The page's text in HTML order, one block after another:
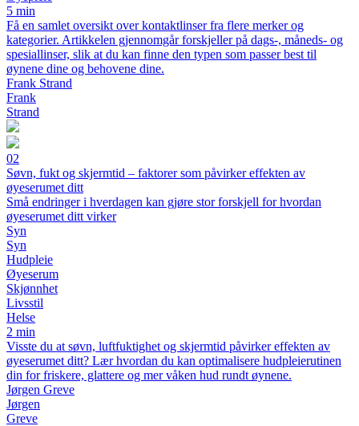
5 min
Få en samlet oversikt over kontaktlinser fra flere merker og
kategorier. Artikkelen gjennomgår forskjeller på dags-, måneds- og
spesiallinser, slik at du kan finne den typen som passer best til
øynene dine og behovene dine.
Frank Strand
Frank
Strand
02
Søvn, fukt og skjermtid – faktorer som påvirker effekten av
øyeserumet ditt
Små endringer i hverdagen kan gjøre stor forskjell for hvordan
øyeserumet ditt virker
Syn
Syn
Hudpleie
Øyeserum
Skjønnhet
Livsstil
Helse
2 min
Visste du at søvn, luftfuktighet og skjermtid påvirker effekten av
øyeserumet ditt? Lær hvordan du kan optimalisere hudpleierutinen
din for friskere, glattere og mer våken hud rundt øynene.
Jørgen Greve
Jørgen
Greve